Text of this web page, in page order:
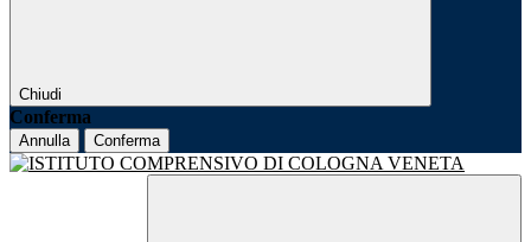
Chiudi
Conferma
Annulla Conferma